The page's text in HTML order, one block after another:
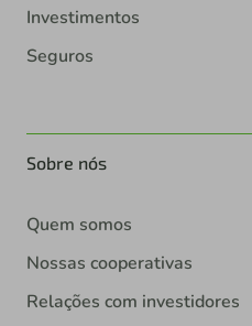
Investimentos
Seguros
Sobre nós
Quem somos
Nossas cooperativas
Relações com investidores